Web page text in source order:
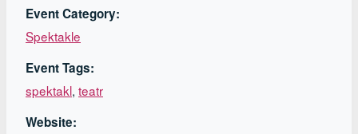
Event Category:
Spektakle
Event Tags:
spektakl, teatr
Website: